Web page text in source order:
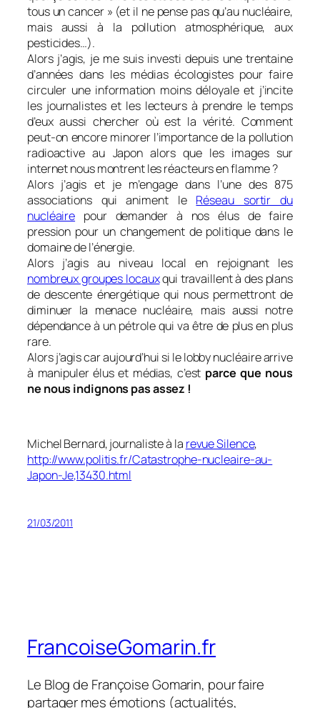
tous un cancer » (et il ne pense pas qu’au nucléaire,
mais aussi à la pollution atmosphérique, aux
pesticides…).
Alors j’agis, je me suis investi depuis une trentaine
d’années dans les médias écologistes pour faire
circuler une information moins déloyale et j’incite
les journalistes et les lecteurs à prendre le temps
d’eux aussi chercher où est la vérité. Comment
peut-on encore minorer l’importance de la pollution
radioactive au Japon alors que les images sur
internet nous montrent les réacteurs en flamme ?
Alors j’agis et je m’engage dans l’une des 875
associations qui animent le Réseau sortir du
nucléaire pour demander à nos élus de faire
pression pour un changement de politique dans le
domaine de l’énergie.
Alors j’agis au niveau local en rejoignant les
nombreux groupes locauxqui travaillent à des plans
de descente énergétique qui nous permettront de
diminuer la menace nucléaire, mais aussi notre
dépendance à un pétrole qui va être de plus en plus
rare.
Alors j’agis car aujourd’hui si le lobby nucléaire arrive
à manipuler élus et médias, c’est parce que nous
ne nous indignons pas assez !
Michel Bernard, journaliste à la revue Silence,
http://www.politis.fr/Catastrophe-nucleaire-au-
Japon-Je,13430.html
21/03/2011
FrancoiseGomarin.fr
Le Blog de Françoise Gomarin, pour faire
partager mes émotions (actualités,